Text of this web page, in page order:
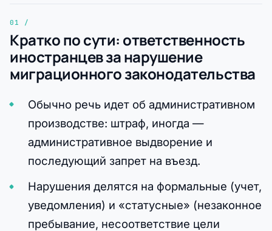
Кратко по сути: ответственность
иностранцев за нарушение
миграционного законодательства
Обычно речь идет об административном
производстве: штраф, иногда —
административное выдворение и
последующий запрет на въезд.
Нарушения делятся на формальные (учет,
уведомления) и «статусные» (незаконное
пребывание, несоответствие цели